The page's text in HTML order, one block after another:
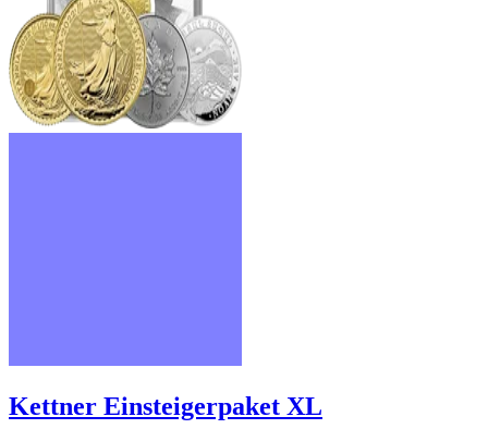
Kettner Einsteigerpaket XL